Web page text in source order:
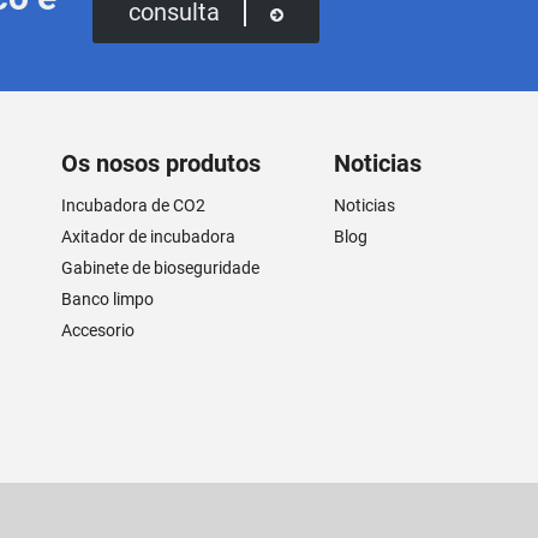
consulta
Os nosos produtos
Incubadora de CO2
Axitador de incubadora
Gabinete de bioseguridade
Banco limpo
Accesorio
Noticias
Noticias
Blog